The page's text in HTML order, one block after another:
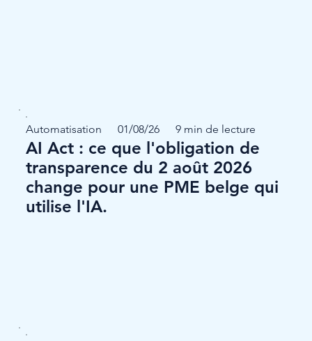
Automatisation 01/08/26 9 min de lecture
AI Act : ce que l'obligation de
transparence du 2 août 2026
change pour une PME belge qui
utilise l'IA.